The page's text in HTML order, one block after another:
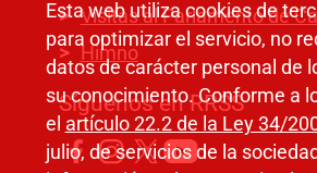
Visitas al Parlamento de
Himno
Síguenos en RRSS
Esta web utiliza cookies de
para optimizar el servicio, no
datos de carácter personal de
su conocimiento. Conforme a
el artículo 22.2 de la Ley 34/
julio, de servicios de la